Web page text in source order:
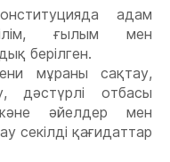
адам
ғылым мен
берілген.
мұраны сақтау,
дәстүрлі отбасы
әйелдер мен
секілді қағидаттар